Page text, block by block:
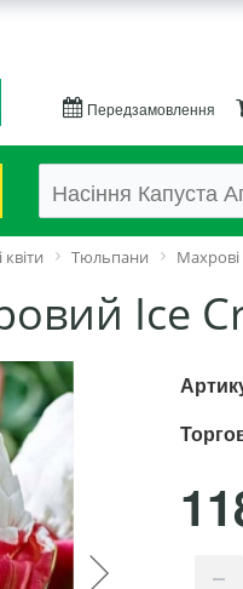
Передзамовлення
Тюльпани Махрові
Ice